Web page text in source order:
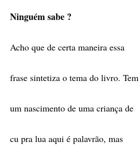
Ninguém sabe ?
Acho que de certa maneira essa
frase sintetiza o tema do livro. Tem
um nascimento de uma criança de
cu pra lua aqui é palavrão, mas